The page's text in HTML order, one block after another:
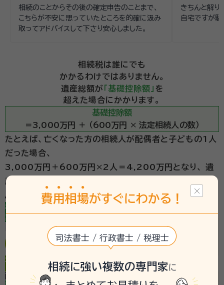
相続のことからその後の確定申告のことまで、
こちらが不安に思っていたところを的確に汲み
取ってアドバイスして下さり安心しました。
きちんと解り
自宅ですが駐
相続税は誰にでも
かかるわけではありません。
遺産総額が「基礎控除額」 を
超えた場合にかかります。
基礎控除額
＝3,000万円 ＋ （600万円 × 法定相続人の数）
たとえば、亡くなった方の相続人が配偶者と子どもの1人
だった場合、
3,000万円＋600万円×2人＝4,200万円となり、
遺
産総額が4,200万円以下であれば、相続税はかかりませ
ん。
相続税をかんたん
計算してみましょう
STEP
1
万円
STEP
法定相続人について入力してください
配偶者の有無
費用 相場がすぐにわかる！
司法書士 / 行政書士 / 税理士
相続に強い複数の専門家に